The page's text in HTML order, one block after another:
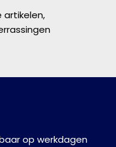
artikelen,
op werkdagen